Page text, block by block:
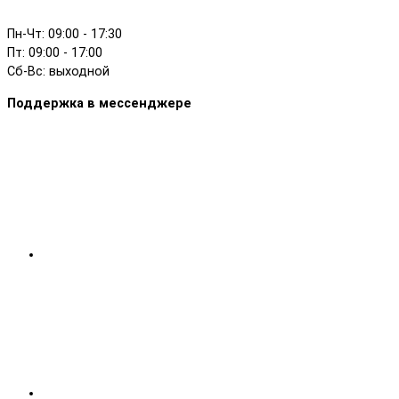
Пн-Чт: 09:00 - 17:30
Пт: 09:00 - 17:00
Сб-Вс: выходной
Поддержка в мессенджере